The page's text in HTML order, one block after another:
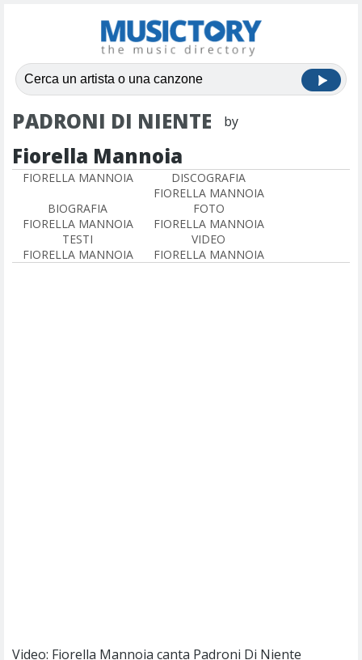
PADRONI DI NIENTE by
Fiorella Mannoia
FIORELLA MANNOIA
DISCOGRAFIA
FIORELLA MANNOIA
BIOGRAFIA
FIORELLA MANNOIA
FOTO
FIORELLA MANNOIA
TESTI
FIORELLA MANNOIA
VIDEO
FIORELLA MANNOIA
Video: Fiorella Mannoia canta Padroni Di Niente